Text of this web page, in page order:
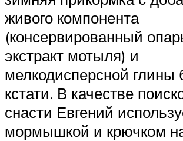
живого компонента
(консервированный
экстракт мотыля) и
мелкодисперсной глины
кстати. В качестве
снасти Евгений
мормышкой и крючком